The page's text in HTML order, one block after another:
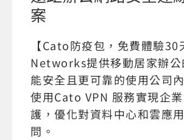
案
【Cato防疫包，免費體驗
Networks提供移動居家辦公
能安全且更可靠的使用公司
使用Cato VPN 服務實現企
護，優化對資料中心和雲應
問。